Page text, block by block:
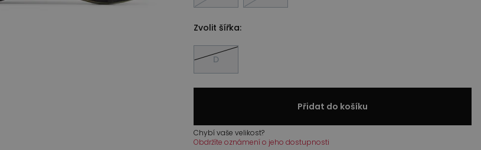
Zvolit šířka:
D
Přidat do košíku
Chybí vaše velikost?
Obdržíte oznámení o jeho dostupnosti